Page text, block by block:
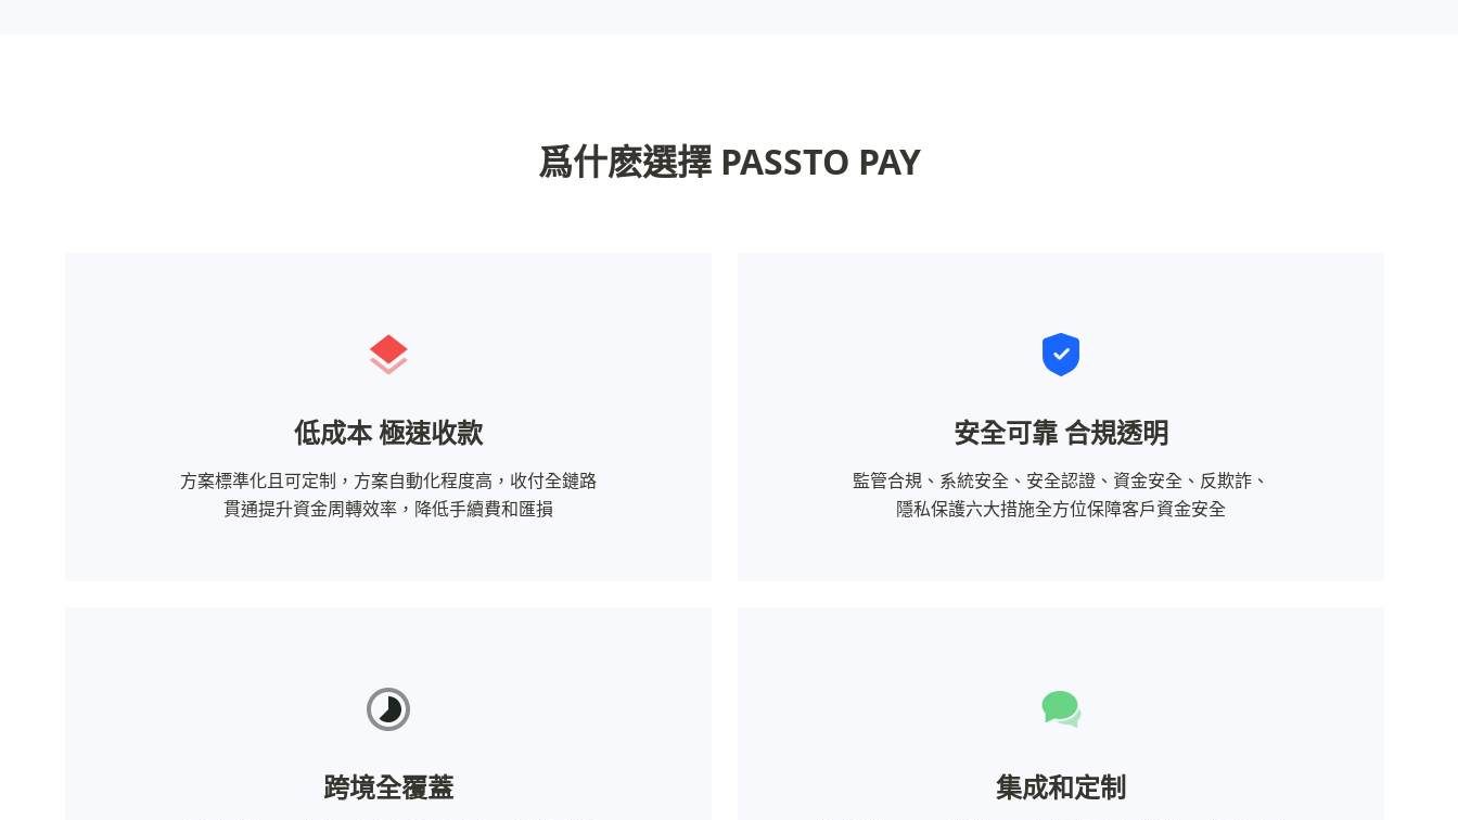
爲什麽選擇 PASSTO PAY
低成本 極速收款
方案標準化且可定制，方案自動化程度高，收付全鏈路
貫通提升資金周轉效率，降低手續費和匯損
安全可靠 合規透明
監管合規、系統安全、安全認證、資金安全、反欺詐、
隱私保護六大措施全方位保障客戶資金安全
跨境全覆蓋 集成和定制